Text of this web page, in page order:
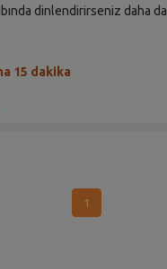
dinlendirirseniz daha da
15 dakika
1